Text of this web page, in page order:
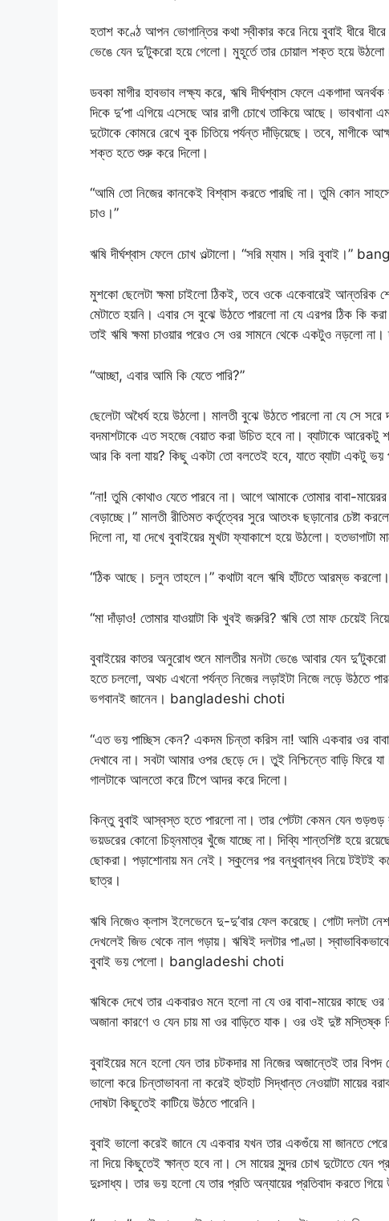
হতাশ কণ্ঠে আপন ভোগান্তির কথা স্বীকার করে নিয়ে বুবাই ধীরে
ভেঙে যেন দু’টুকরো হয়ে গেলো। মুহূর্তে তার চোয়াল শক্ত হয়ে
ডবকা মাগীর হাবভাব লক্ষ্য করে, ঋষি দীর্ঘশ্বাস ফেলে একগাদা
দিকে দু’পা এগিয়ে এসেছে আর রাগী চোখে তাকিয়ে আছে। ভাবখানা
দুটোকে কোমরে রেখে বুক চিতিয়ে পর্যন্ত দাঁড়িয়েছে। তবে, মাগীকে
শক্ত হতে শুরু করে দিলো।
“আমি তো নিজের কানকেই বিশ্বাস করতে পারছি না। তুমি কোন
চাও।”
ঋষি দীর্ঘশ্বাস ফেলে চোখ ওল্টালো। “সরি ম্যাম। সরি বুবাই।”
মুশকো ছেলেটা ক্ষমা চাইলো ঠিকই, তবে ওকে একেবারেই আন্তরিক
মেটাতে হয়নি। এবার সে বুঝে উঠতে পারলো না যে এরপর ঠিক কি
তাই ঋষি ক্ষমা চাওয়ার পরেও সে ওর সামনে থেকে একটুও নড়লো না।
“আচ্ছা, এবার আমি কি যেতে পারি?”
ছেলেটা অধৈর্য হয়ে উঠলো। মালতী বুঝে উঠতে পারলো না যে সে
বদমাশটাকে এত সহজে বেয়াত করা উচিত হবে না। ব্যাটাকে
আর কি বলা যায়? কিছু একটা তো বলতেই হবে, যাতে ব্যাটা
“না! তুমি কোথাও যেতে পারবে না। আগে আমাকে তোমার বাবা-
বেড়াচ্ছে।” মালতী রীতিমত কর্তৃত্বের সুরে আতংক ছড়ানোর চেষ্টা
দিলো না, যা দেখে বুবাইয়ের মুখটা ফ্যাকাশে হয়ে উঠলো। হতভাগাটা
“ঠিক আছে। চলুন তাহলে।” কথাটা বলে ঋষি হাঁটতে আরম্ভ করলো।
“মা দাঁড়াও! তোমার যাওয়াটা কি খুবই জরুরি? ঋষি তো মাফ চেয়েই
বুবাইয়ের কাতর অনুরোধ শুনে মালতীর মনটা ভেঙে আবার যেন
হতে চললো, অথচ এখনো পর্যন্ত নিজের লড়াইটা নিজে লড়ে উঠতে
ভগবানই জানেন। bangladeshi choti
“এত ভয় পাচ্ছিস কেন? একদম চিন্তা করিস না! আমি একবার ওর
দেখাবে না। সবটা আমার ওপর ছেড়ে দে। তুই নিশ্চিন্তে বাড়ি ফিরে
গালটাকে আলতো করে টিপে আদর করে দিলো।
কিন্তু বুবাই আস্বস্ত হতে পারলো না। তার পেটটা কেমন যেন
ভয়ডরের কোনো চিহ্নমাত্র খুঁজে যাচ্ছে না। দিব্যি শান্তশিষ্ট হয়ে
ছোকরা। পড়াশোনায় মন নেই। স্কুলের পর বন্ধুবান্ধব নিয়ে টইটই
ছাত্র।
ঋষি নিজেও ক্লাস ইলেভেনে দু-দু’বার ফেল করেছে। গোটা দলটা
দেখলেই জিভ থেকে নাল গড়ায়। ঋষিই দলটার পাণ্ডা।
বুবাই ভয় পেলো। bangladeshi choti
ঋষিকে দেখে তার একবারও মনে হলো না যে ওর বাবা-মায়ের কাছে
অজানা কারণে ও যেন চায় মা ওর বাড়িতে যাক। ওর ওই দুষ্ট
বুবাইয়ের মনে হলো যেন তার চটকদার মা নিজের অজান্তেই তার
ভালো করে চিন্তাভাবনা না করেই হুটহাট সিদ্ধান্ত নেওয়াটা
দোষটা কিছুতেই কাটিয়ে উঠতে পারেনি।
বুবাই ভালো করেই জানে যে একবার যখন তার একগুঁয়ে মা জানতে
না দিয়ে কিছুতেই ক্ষান্ত হবে না। সে মায়ের সুন্দর চোখ দুটোতে
দুঃসাধ্য। তার ভয় হলো যে তার প্রতি অন্যায়ের প্রতিবাদ করতে